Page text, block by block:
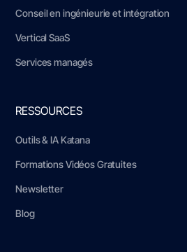
Conseil en ingénieurie et intégration
Vertical SaaS
Services managés
RESSOURCES
Outils & IA Katana
Formations Vidéos Gratuites
Newsletter
Blog